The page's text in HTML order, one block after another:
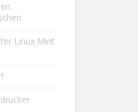
Linux Mint